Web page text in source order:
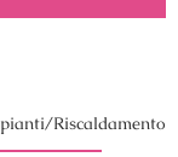
Riscaldamento